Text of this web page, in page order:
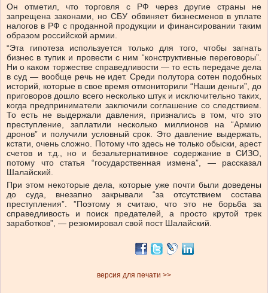
Он отметил, что торговля с РФ через другие страны не
запрещена законами, но СБУ обвиняет бизнесменов в уплате
налогов в РФ с проданной продукции и финансировании таким
образом российской армии.
“Эта гипотеза используется только для того, чтобы загнать
бизнес в тупик и провести с ним “конструктивные переговоры”.
Ни о каком торжестве справедливости — то есть передаче дела
в суд — вообще речь не идет. Среди полутора сотен подобных
историй, которые в свое время отмониторили “Наши деньги”, до
приговоров дошло всего несколько штук и исключительно таких,
когда предприниматели заключили соглашение со следствием.
То есть не выдержали давления, признались в том, что это
преступление, заплатили несколько миллионов на “Армию
дронов” и получили условный срок. Это давление выдержать,
кстати, очень сложно. Потому что здесь не только обыски, арест
счетов и т.д., но и безальтернативное содержание в СИЗО,
потому что статья “государственная измена”, — рассказал
Шалайский.
При этом некоторые дела, которые уже почти были доведены
до суда, внезапно закрывали “за отсутствием состава
преступления”. ”Поэтому я считаю, что это не борьба за
справедливость и поиск предателей, а просто крутой трек
заработков”, — резюмировал свой пост Шалайский.
версия для печати >>